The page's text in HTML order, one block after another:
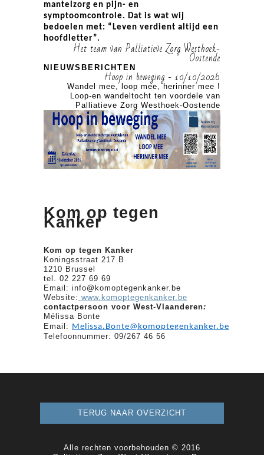
mantelzorg en pijn- en
symptoomcontrole. Dat is wat wij
bedoelen met: “Leven verdient altijd een
hoofdletter”.
Het team van Palliatieve Zorg Westhoek-
Oostende
NIEUWSBERICHTEN
Hoop in beweging - 10/10/2026
Wandel mee, loop mee, herinner mee !
Loop-en wandeltocht ten voordele van
Palliatieve Zorg Westhoek-Oostende
Kom op tegen
Kanker
Kom op tegen Kanker
Koningsstraat 217 B
1210 Brussel
tel. 02 227 69 69
Email: info@komoptegenkanker.be
Website: www.komoptegenkanker.be
contactpersoon voor West-Vlaanderen:
Mélissa Bonte
Email: Melissa.Bonte@komoptegenkanker.be
Telefoonnummer: 09/267 46 56
TERUG NAAR OVERZICHT
Alle rechten voorbehouden © 2016